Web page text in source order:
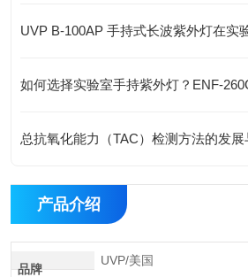
产品介绍
品牌
UVP/美国